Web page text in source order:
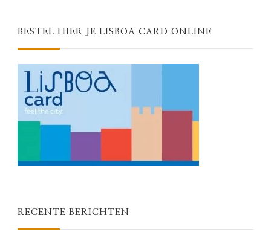
BESTEL HIER JE LISBOA CARD ONLINE
RECENTE BERICHTEN